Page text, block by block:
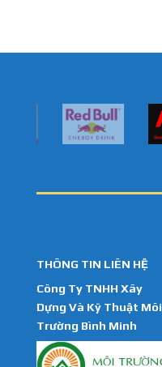
THÔNG TIN LIÊN HỆ
Công Ty TNHH Xây
Dựng Và Kỹ Thuật Môi
Trường Bình Minh